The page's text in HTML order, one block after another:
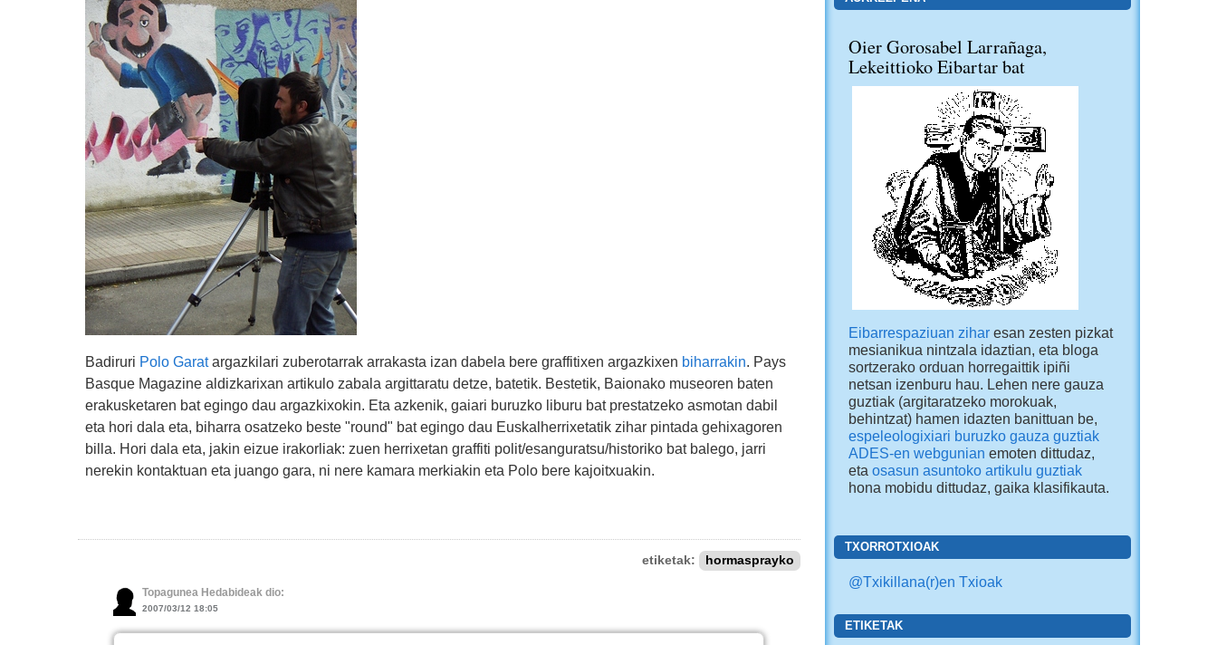
Badiruri Polo Garatargazkilari zuberotarrak arrakasta izan dabela bere graffitixen argazkixen biharrakin . Pays
Basque Magazine aldizkarixan artikulo zabala argittaratu detze, batetik. Bestetik, Baionako museoren baten
erakusketaren bat egingo dau argazkixokin. Eta azkenik, gaiari buruzko liburu bat prestatzeko asmotan dabil
eta hori dala eta, biharra osatzeko beste "round" bat egingo dau Euskalherrixetatik zihar pintada gehixagoren
billa. Hori dala eta, jakin eizue irakorliak: zuen herrixetan graffiti polit/esanguratsu/historiko bat balego, jarri
nerekin kontaktuan eta juango gara, ni nere kamara merkiakin eta Polo bere kajoitxuakin.
etiketak: hormasprayko
Topagunea Hedabideak dio:
2007/03/12 18:05
Oier Gorosabel Larrañaga,
Lekeittioko Eibartar bat
Eibarrespaziuan ziharesan zesten pizkat
mesianikua nintzala idaztian, eta bloga
sortzerako orduan horregaittik ipiñi
netsan izenburu hau. Lehen nere gauza
guztiak (argitaratzeko morokuak,
behintzat) hamen idazten banittuan be,
espeleologixiari buruzko gauza guztiak
ADES-en webgunian emoten dittudaz,
eta osasun asuntoko artikulu guztiak
hona mobidu dittudaz, gaika klasifikauta.
TXORROTXIOAK
@Txikillana(r)en Txioak
ETIKETAK